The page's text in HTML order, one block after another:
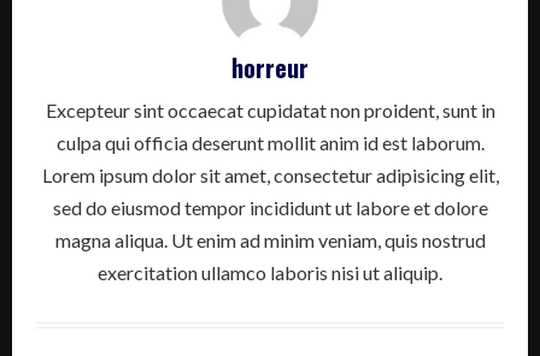
horreur
Excepteur sint occaecat cupidatat non proident, sunt in
culpa qui officia deserunt mollit anim id est laborum.
Lorem ipsum dolor sit amet, consectetur adipisicing elit,
sed do eiusmod tempor incididunt ut labore et dolore
magna aliqua. Ut enim ad minim veniam, quis nostrud
exercitation ullamco laboris nisi ut aliquip.